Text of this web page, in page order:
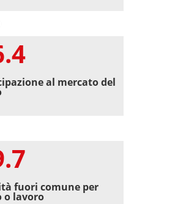
al mercato del
fuori comune per
o lavoro